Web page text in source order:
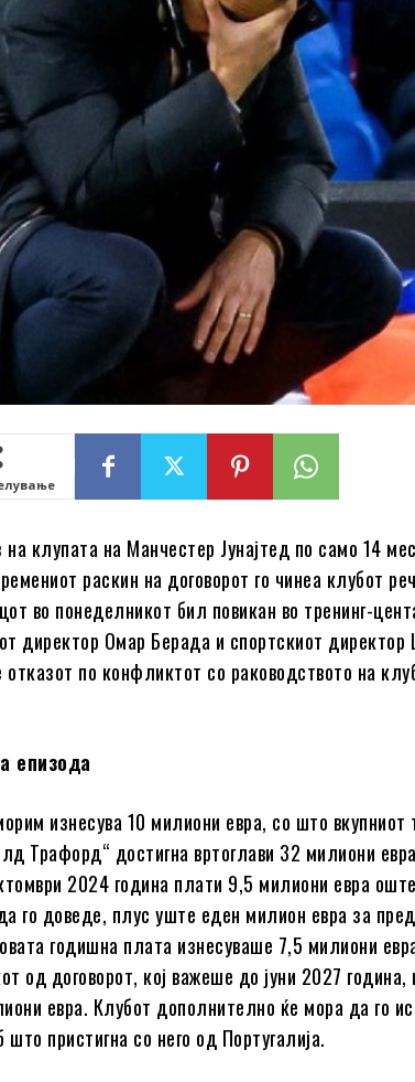
клупата на Манчестер Јунајтед по само 14
раскин на договорот го чинеа клубот
во понеделникот бил повикан во тренинг-
директор Омар Берада и спортскиот директор
по конфликтот со раководството на
епизода
изнесува 10 милиони евра, со што вкупниот
Трафорд“ достигна вртоглави 32 милиони
2024 година плати 9,5 милиони евра
го доведе, плус уште еден милион евра за
годишна плата изнесуваше 7,5 милиони
од договорот, кој важеше до јуни 2027 година,
евра. Клубот дополнително ќе мора да го
пристигна со него од Португалија.